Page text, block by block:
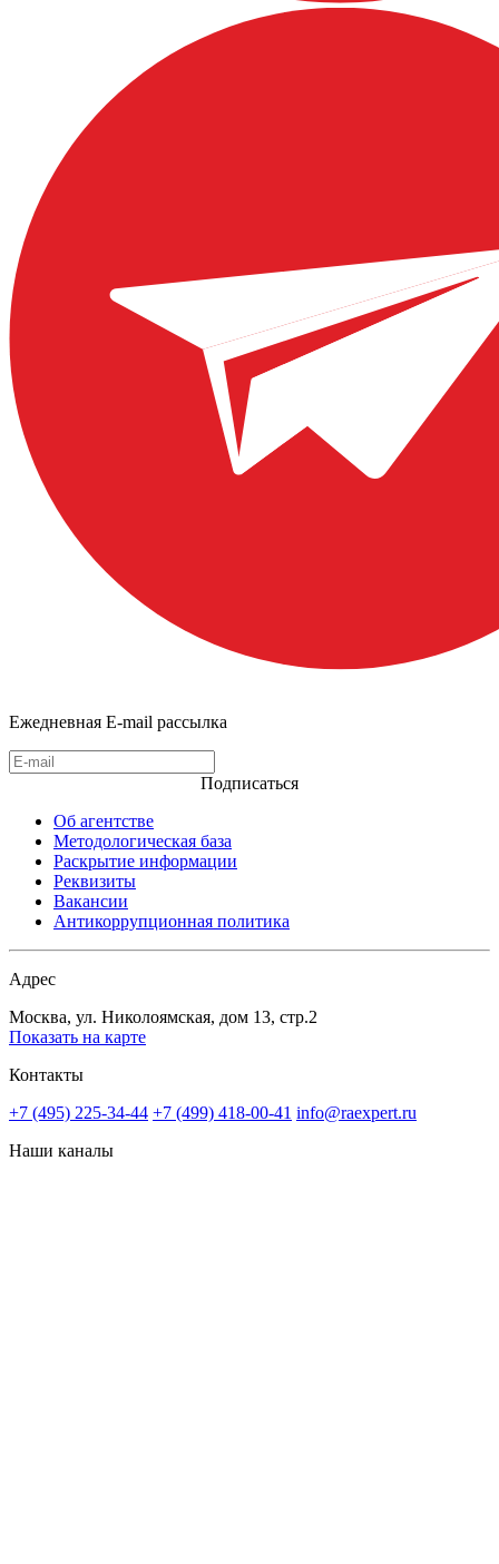
Ежедневная E-mail рассылка
Подписаться
Об агентстве
Методологическая база
Раскрытие информации
Реквизиты
Вакансии
Антикоррупционная политика
Адрес
Москва, ул. Николоямская, дом 13, стр.2
Показать на карте
Контакты
+7 (495) 225-34-44 +7 (499) 418-00-41 info@raexpert.ru
Наши каналы